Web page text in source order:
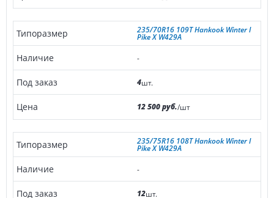
235/70R16 109T Hankook Winter I
Pike X W429A
-
4шт.
12 500 руб./шт
235/75R16 108T Hankook Winter I
Pike X W429A
-
12шт.